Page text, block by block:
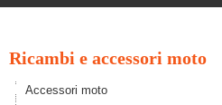
Ricambi e accessori moto
Accessori moto